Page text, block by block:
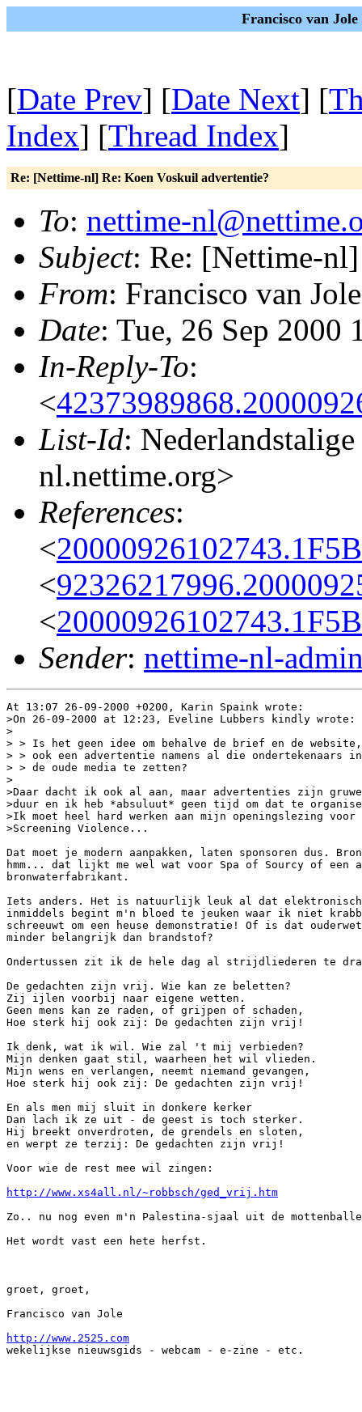
Francisco van Jole
[Date Prev] [Date Next] [
Index] [Thread Index]
Re: [Nettime-nl] Re: Koen Voskuil advertentie?
To: nettime-
Subject: Re: [Nettime-
From: Francisco van
Date: Tue, 26 Sep 2000
In-Reply-To:
<
List-Id:
nl.nettime.org>
References:
<
<
<
Sender: nettime-nl-
At 13:07 26-09-2000 +0200, Karin Spaink wrote:
>On 26-09-2000 at 12:23, Eveline Lubbers kindly wrote:
>
> > Is het geen idee om behalve de brief en de website,
> > ook een advertentie namens al die ondertekenaars in
> > de oude media te zetten?
>
>Daar dacht ik ook al aan, maar advertenties zijn
>duur en ik heb *absuluut* geen tijd om dat te
>Ik moet heel hard werken aan mijn openingslezing voor
>Screening Violence...
Dat moet je modern aanpakken, laten sponsoren dus.
hmm... dat lijkt me wel wat voor Spa of Sourcy of een
bronwaterfabrikant.
Iets anders. Het is natuurlijk leuk al dat elektronisch
inmiddels begint m'n bloed te jeuken waar ik niet
schreeuwt om een heuse demonstratie! Of is dat
minder belangrijk dan brandstof?
Ondertussen zit ik de hele dag al strijdliederen te
De gedachten zijn vrij. Wie kan ze beletten?
Zij ijlen voorbij naar eigene wetten.
Geen mens kan ze raden, of grijpen of schaden,
Hoe sterk hij ook zij: De gedachten zijn vrij!
Ik denk, wat ik wil. Wie zal 't mij verbieden?
Mijn denken gaat stil, waarheen het wil vlieden.
Mijn wens en verlangen, neemt niemand gevangen,
Hoe sterk hij ook zij: De gedachten zijn vrij!
En als men mij sluit in donkere kerker
Dan lach ik ze uit - de geest is toch sterker.
Hij breekt onverdroten, de grendels en sloten,
en werpt ze terzij: De gedachten zijn vrij!
Voor wie de rest mee wil zingen:
http://www.xs4all.nl/~robbsch/ged_vrij.htm
Zo.. nu nog even m'n Palestina-sjaal uit de
Het wordt vast een hete herfst.
groet, groet,
Francisco van Jole
http://www.2525.com
wekelijkse nieuwsgids - webcam - e-zine - etc.